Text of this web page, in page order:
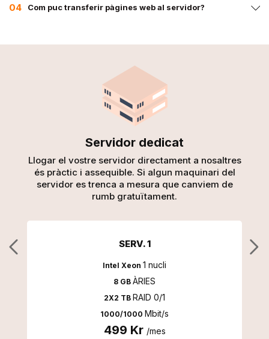
04 Com puc transferir pàgines web al servidor?
Servidor dedicat
Llogar el vostre servidor directament a nosaltres
és pràctic i assequible. Si algun maquinari del
servidor es trenca a mesura que canviem de
rumb gratuïtament.
SERV. 1
Intel Xeon 1 nucli
8 GB ÀRIES
2X2 TB RAID 0/1
1000/1000 Mbit/s
499 Kr /mes